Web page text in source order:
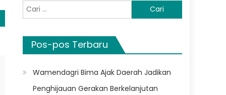
Cari
untuk:
Pos-pos Terbaru
Wamendagri Bima Ajak Daerah Jadikan
Penghijauan Gerakan Berkelanjutan